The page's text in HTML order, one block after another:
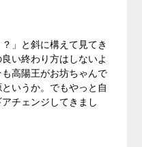
」と斜に構えて見てき
い終わり方はしないよ
高陽王がお坊ちゃんで
いうか。でもやっと自
チェンジしてきまし